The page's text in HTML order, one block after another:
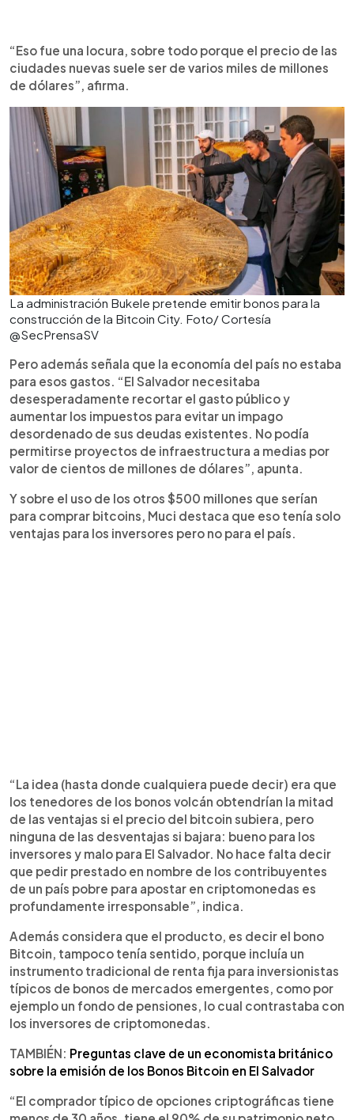
“Eso fue una locura, sobre todo porque el precio de las
ciudades nuevas suele ser de varios miles de millones
de dólares”, afirma.
La administración Bukele pretende emitir bonos para la
construcción de la Bitcoin City. Foto/ Cortesía
@SecPrensaSV
Pero además señala que la economía del país no estaba
para esos gastos. “El Salvador necesitaba
desesperadamente recortar el gasto público y
aumentar los impuestos para evitar un impago
desordenado de sus deudas existentes. No podía
permitirse proyectos de infraestructura a medias por
valor de cientos de millones de dólares”, apunta.
Y sobre el uso de los otros $500 millones que serían
para comprar bitcoins, Muci destaca que eso tenía solo
ventajas para los inversores pero no para el país.
“La idea (hasta donde cualquiera puede decir) era que
los tenedores de los bonos volcán obtendrían la mitad
de las ventajas si el precio del bitcoin subiera, pero
ninguna de las desventajas si bajara: bueno para los
inversores y malo para El Salvador. No hace falta decir
que pedir prestado en nombre de los contribuyentes
de un país pobre para apostar en criptomonedas es
profundamente irresponsable”, indica.
Además considera que el producto, es decir el bono
Bitcoin, tampoco tenía sentido, porque incluía un
instrumento tradicional de renta fija para inversionistas
típicos de bonos de mercados emergentes, como por
ejemplo un fondo de pensiones, lo cual contrastaba con
los inversores de criptomonedas.
TAMBIÉN: Preguntas clave de un economista británico
sobre la emisión de los Bonos Bitcoin en El Salvador
“El comprador típico de opciones criptográficas tiene